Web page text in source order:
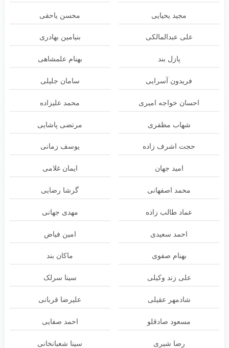
مجید یحیایی محسن یاحقی
علی عبدالمالکی بنیامین بهادری
پازل بند بهنام علمشاهی
فریدون آسرایی سامان جلیلی
احسان خواجه امیری محمد علیزاده
شهاب مظفری مرتضی پاشایی
حجت اشرف زاده یوسف زمانی
امید جهان ایمان غلامی
محمد اصفهانی گرشا رضایی
عماد طالب زاده مهدی جهانی
احمد سعیدی امین فیاض
بهنام صفوی ماکان بند
علی زند وکیلی سینا سرلک
شادمهر عقیلی علیرضا قربانی
مسعود صادقلو احمد صفایی
رضا شیری سینا شعبانخانی